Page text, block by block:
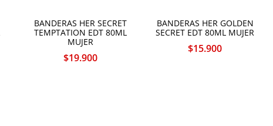
BANDERAS HER SECRET
TEMPTATION EDT 80ML
MUJER
$19.900
BANDERAS HER GOLDEN
SECRET EDT 80ML MUJER
$15.900